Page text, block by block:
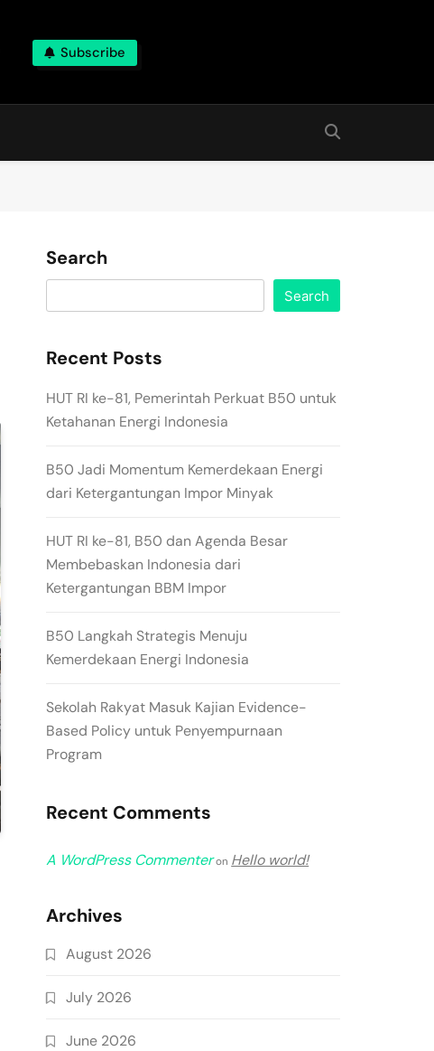
Subscribe
Search
Search
Recent Posts
HUT RI ke-81, Pemerintah Perkuat B50 untuk
Ketahanan Energi Indonesia
B50 Jadi Momentum Kemerdekaan Energi
dari Ketergantungan Impor Minyak
HUT RI ke-81, B50 dan Agenda Besar
Membebaskan Indonesia dari
Ketergantungan BBM Impor
B50 Langkah Strategis Menuju
Kemerdekaan Energi Indonesia
Sekolah Rakyat Masuk Kajian Evidence-
Based Policy untuk Penyempurnaan
Program
Recent Comments
A WordPress Commenteron Hello world!
Archives
August 2026
July 2026
June 2026